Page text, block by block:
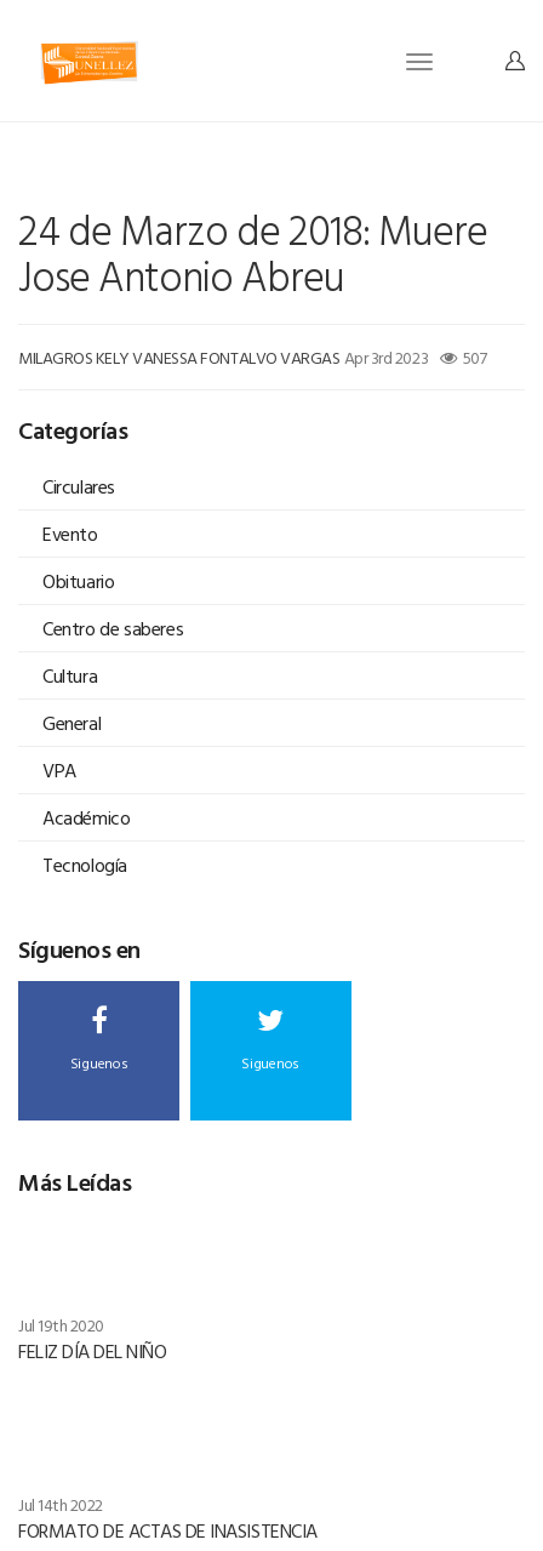
Toggle
24 de Marzo de 2018: Muere
Jose Antonio Abreu
MILAGROS KELY VANESSA FONTALVO VARGASApr 3rd 2023 507
Categorías
Circulares
Evento
Obituario
Centro de saberes
Cultura
General
VPA
Académico
Tecnología
Síguenos en
Siguenos Siguenos
Más Leídas
Jul 19th 2020
FELIZ DÍA DEL NIÑO
Jul 14th 2022
FORMATO DE ACTAS DE INASISTENCIA